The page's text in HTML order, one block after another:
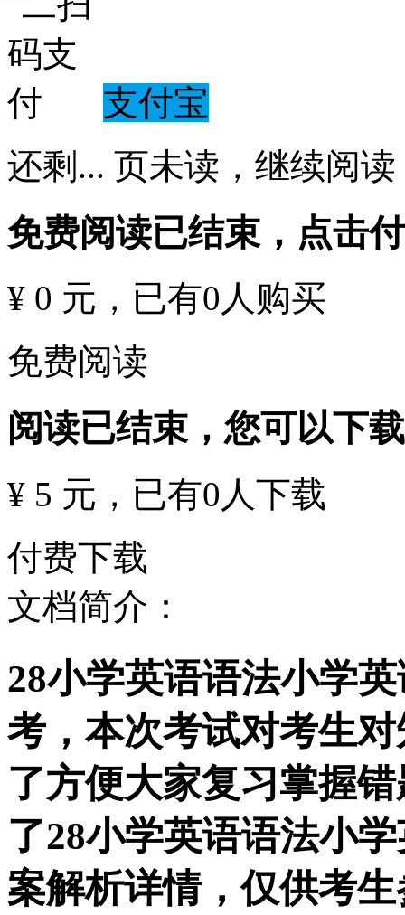
支付宝
还剩 ... 页未读， 继续阅读
免费阅读已结束，点击
¥ 0 元 ，已有0 人购买
免费阅读
阅读已结束，您可以下
¥ 5 元 ，已有0 人下载
付费下载
文档简介：
28小学英语语法小学
考，本次考试对考生
了方便大家复习掌握
了28小学英语语法小
案解析详情，仅供考